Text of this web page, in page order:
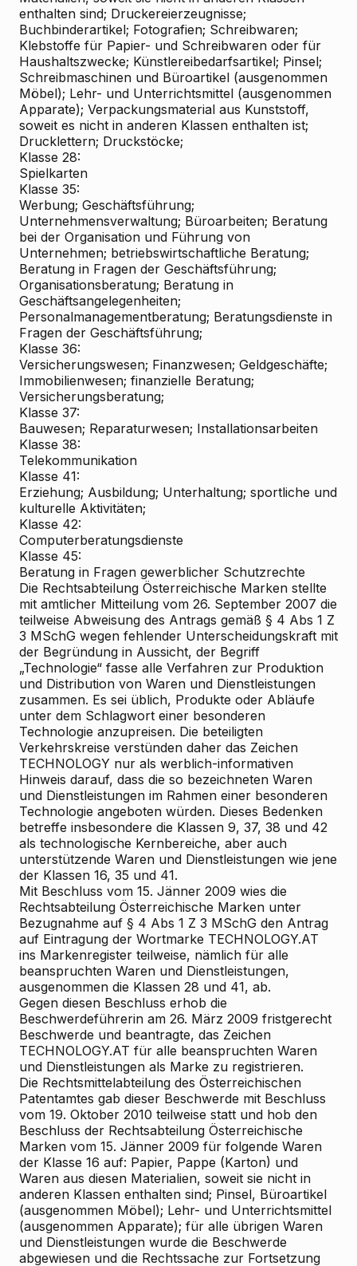
enthalten sind; Druckereierzeugnisse;
Buchbinderartikel; Fotografien; Schreibwaren;
Klebstoffe für Papier- und Schreibwaren oder für
Haushaltszwecke; Künstlereibedarfsartikel; Pinsel;
Schreibmaschinen und Büroartikel (ausgenommen
Möbel); Lehr- und Unterrichtsmittel (ausgenommen
Apparate); Verpackungsmaterial aus Kunststoff,
soweit es nicht in anderen Klassen enthalten ist;
Drucklettern; Druckstöcke;
Klasse 28:
Spielkarten
Klasse 35:
Werbung; Geschäftsführung;
Unternehmensverwaltung; Büroarbeiten; Beratung
bei der Organisation und Führung von
Unternehmen; betriebswirtschaftliche Beratung;
Beratung in Fragen der Geschäftsführung;
Organisationsberatung; Beratung in
Geschäftsangelegenheiten;
Personalmanagementberatung; Beratungsdienste in
Fragen der Geschäftsführung;
Klasse 36:
Versicherungswesen; Finanzwesen; Geldgeschäfte;
Immobilienwesen; finanzielle Beratung;
Versicherungsberatung;
Klasse 37:
Bauwesen; Reparaturwesen; Installationsarbeiten
Klasse 38:
Telekommunikation
Klasse 41:
Erziehung; Ausbildung; Unterhaltung; sportliche und
kulturelle Aktivitäten;
Klasse 42:
Computerberatungsdienste
Klasse 45:
Beratung in Fragen gewerblicher Schutzrechte
Die Rechtsabteilung Österreichische Marken stellte
mit amtlicher Mitteilung vom 26. September 2007 die
teilweise Abweisung des Antrags gemäß § 4 Abs 1 Z
3 MSchG wegen fehlender Unterscheidungskraft mit
der Begründung in Aussicht, der Begriff
„Technologie“ fasse alle Verfahren zur Produktion
und Distribution von Waren und Dienstleistungen
zusammen. Es sei üblich, Produkte oder Abläufe
unter dem Schlagwort einer besonderen
Technologie anzupreisen. Die beteiligten
Verkehrskreise verstünden daher das Zeichen
TECHNOLOGY nur als werblich-informativen
Hinweis darauf, dass die so bezeichneten Waren
und Dienstleistungen im Rahmen einer besonderen
Technologie angeboten würden. Dieses Bedenken
betreffe insbesondere die Klassen 9, 37, 38 und 42
als technologische Kernbereiche, aber auch
unterstützende Waren und Dienstleistungen wie jene
der Klassen 16, 35 und 41.
Mit Beschluss vom 15. Jänner 2009 wies die
Rechtsabteilung Österreichische Marken unter
Bezugnahme auf § 4 Abs 1 Z 3 MSchG den Antrag
auf Eintragung der Wortmarke TECHNOLOGY.AT
ins Markenregister teilweise, nämlich für alle
beanspruchten Waren und Dienstleistungen,
ausgenommen die Klassen 28 und 41, ab.
Gegen diesen Beschluss erhob die
Beschwerdeführerin am 26. März 2009 fristgerecht
Beschwerde und beantragte, das Zeichen
TECHNOLOGY.AT für alle beanspruchten Waren
und Dienstleistungen als Marke zu registrieren.
Die Rechtsmittelabteilung des Österreichischen
Patentamtes gab dieser Beschwerde mit Beschluss
vom 19. Oktober 2010 teilweise statt und hob den
Beschluss der Rechtsabteilung Österreichische
Marken vom 15. Jänner 2009 für folgende Waren
der Klasse 16 auf: Papier, Pappe (Karton) und
Waren aus diesen Materialien, soweit sie nicht in
anderen Klassen enthalten sind; Pinsel, Büroartikel
(ausgenommen Möbel); Lehr- und Unterrichtsmittel
(ausgenommen Apparate); für alle übrigen Waren
und Dienstleistungen wurde die Beschwerde
abgewiesen und die Rechtssache zur Fortsetzung